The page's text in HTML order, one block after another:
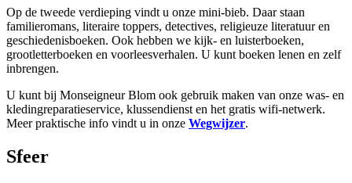
Op de tweede verdieping vindt u onze mini-bieb. Daar staan
familieromans, literaire toppers, detectives, religieuze literatuur en
geschiedenisboeken. Ook hebben we kijk- en luisterboeken,
grootletterboeken en voorleesverhalen. U kunt boeken lenen en zelf
inbrengen.
U kunt bij Monseigneur Blom ook gebruik maken van onze was- en
kledingreparatieservice, klussendienst en het gratis wifi-netwerk.
Meer praktische info vindt u in onze Wegwijzer.
Sfeer